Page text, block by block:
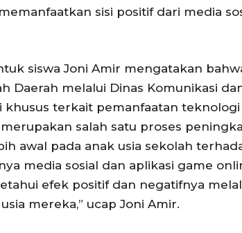
sisi positif dari media
siswa Joni Amir mengatakan
Daerah melalui Dinas Komunikasi
terkait pemanfaatan
merupakan salah satu proses
awal pada anak usia sekolah
media sosial dan aplikasi game
efek positif dan negatifnya
mereka,” ucap Joni Amir.